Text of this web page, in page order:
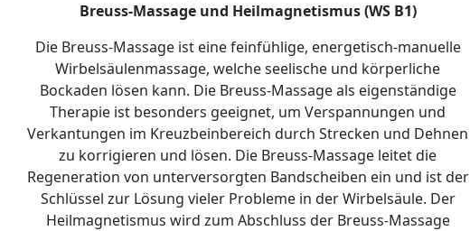
Breuss-Massage und Heilmagnetismus (WS B1)
Die Breuss-Massage ist eine feinfühlige, energetisch-manuelle
Wirbelsäulenmassage, welche seelische und körperliche
Bockaden lösen kann. Die Breuss-Massage als eigenständige
Therapie ist besonders geeignet, um Verspannungen und
Verkantungen im Kreuzbeinbereich durch Strecken und Dehnen
zu korrigieren und lösen. Die Breuss-Massage leitet die
Regeneration von unterversorgten Bandscheiben ein und ist der
Schlüssel zur Lösung vieler Probleme in der Wirbelsäule. Der
Heilmagnetismus wird zum Abschluss der Breuss-Massage